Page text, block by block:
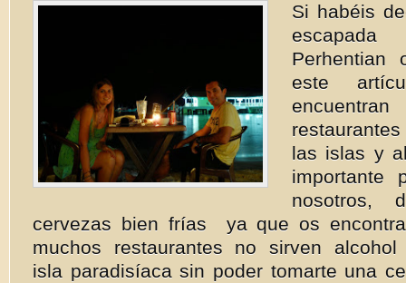
Si habéis
Perhentian
este
las islas y
importante
nosotros,
cervezas bien frías ya que os
muchos restaurantes no sirven
isla paradisíaca sin poder tomarte una